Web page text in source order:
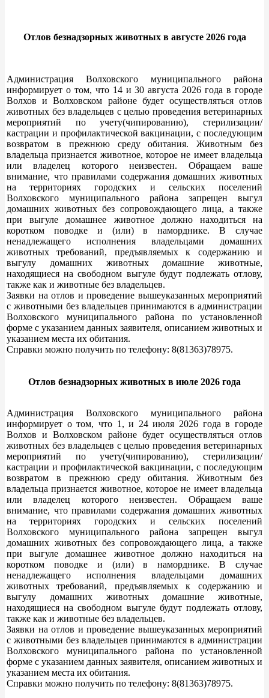
Отлов безнадзорных животных в августе 2026 года
Администрация Волховского муниципального района
информирует о том, что 14 и 30 августа 2026 года в городе
Волхов и Волховском районе будет осуществляться отлов
животных без владельцев с целью проведения ветеринарных
мероприятий по учету(чипированию), стерилизации/
кастрации и профилактической вакцинации, с последующим
возвратом в прежнюю среду обитания. Животным без
владельца признается животное, которое не имеет владельца
или владелец которого неизвестен. Обращаем ваше
внимание, что правилами содержания домашних животных
на территориях городских и сельских поселений
Волховского муниципального района запрещен выгул
домашних животных без сопровождающего лица, а также
при выгуле домашнее животное должно находиться на
коротком поводке и (или) в наморднике. В случае
ненадлежащего исполнения владельцами домашних
животных требований, предъявляемых к содержанию и
выгулу домашних животных домашние животные,
находящиеся на свободном выгуле будут подлежать отлову,
также как и животные без владельцев.
Заявки на отлов и проведение вышеуказанных мероприятий
с животными без владельцев принимаются в администрации
Волховского муниципального района по установленной
форме с указанием данных заявителя, описанием животных и
указанием места их обитания.
Справки можно получить по телефону: 8(81363)78975.
Отлов безнадзорных животных в июле 2026 года
Администрация Волховского муниципального района
информирует о том, что 1, и 24 июля 2026 года в городе
Волхов и Волховском районе будет осуществляться отлов
животных без владельцев с целью проведения ветеринарных
мероприятий по учету(чипированию), стерилизации/
кастрации и профилактической вакцинации, с последующим
возвратом в прежнюю среду обитания. Животным без
владельца признается животное, которое не имеет владельца
или владелец которого неизвестен. Обращаем ваше
внимание, что правилами содержания домашних животных
на территориях городских и сельских поселений
Волховского муниципального района запрещен выгул
домашних животных без сопровождающего лица, а также
при выгуле домашнее животное должно находиться на
коротком поводке и (или) в наморднике. В случае
ненадлежащего исполнения владельцами домашних
животных требований, предъявляемых к содержанию и
выгулу домашних животных домашние животные,
находящиеся на свободном выгуле будут подлежать отлову,
также как и животные без владельцев.
Заявки на отлов и проведение вышеуказанных мероприятий
с животными без владельцев принимаются в администрации
Волховского муниципального района по установленной
форме с указанием данных заявителя, описанием животных и
указанием места их обитания.
Справки можно получить по телефону: 8(81363)78975.